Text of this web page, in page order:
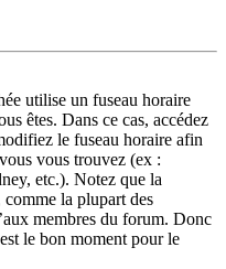
utilise un fuseau horaire
êtes. Dans ce cas, accédez
le fuseau horaire afin
vous trouvez (ex :
etc.). Notez que la
la plupart des
membres du forum. Donc
le bon moment pour le